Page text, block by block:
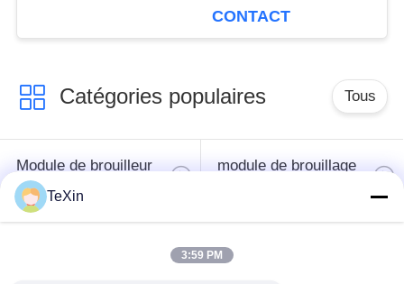
CONTACT
Catégories populaires Tous
Module de brouilleur
de signal
module de brouillage
puissance de rf
TeXin
3:59 PM